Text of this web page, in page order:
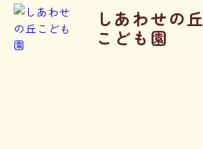
しあわせの丘
こども園